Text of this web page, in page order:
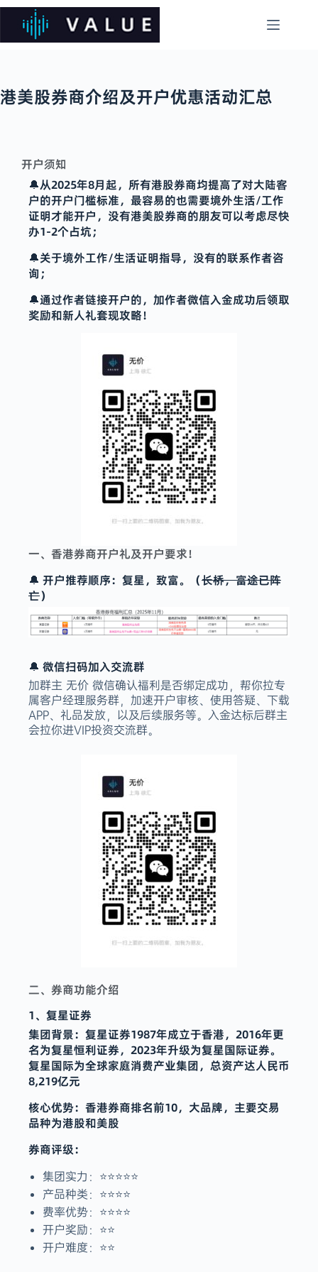
港美股券商介绍及开户优惠活动汇总
开户须知
🔔从2025年8月起，所有港股券商均提高了对大陆客
户的开户门槛标准，最容易的也需要境外生活/工作
证明才能开户，没有港美股券商的朋友可以考虑尽快
办1-2个占坑；
🔔关于境外工作/生活证明指导，没有的联系作者咨
询；
🔔通过作者链接开户的，加作者微信入金成功后领取
奖励和新人礼套现攻略！
一、香港券商开户礼及开户要求！
🔔 开户推荐顺序：复星，致富。（长桥，富途已阵
亡）
🔔 微信扫码加入交流群
加群主 无价 微信确认福利是否绑定成功，帮你拉专
属客户经理服务群，加速开户审核、使用答疑、下载
APP、礼品发放，以及后续服务等。入金达标后群主
会拉你进VIP投资交流群。
二、券商功能介绍
1、复星证券
集团背景：复星证券1987年成立于香港，2016年更
名为复星恒利证券，2023年升级为复星国际证券‌。
复星国际为全球家庭消费产业集团，总资产达人民币
8,219亿元
核心优势：香港券商排名前10，大品牌，主要交易
品种为港股和美股
券商评级：
集团实力：⭐️⭐️⭐️⭐️⭐️
产品种类：⭐️⭐️⭐️⭐️
费率优势：⭐️⭐️⭐️⭐️
开户奖励：⭐️⭐️
开户难度：⭐️⭐️